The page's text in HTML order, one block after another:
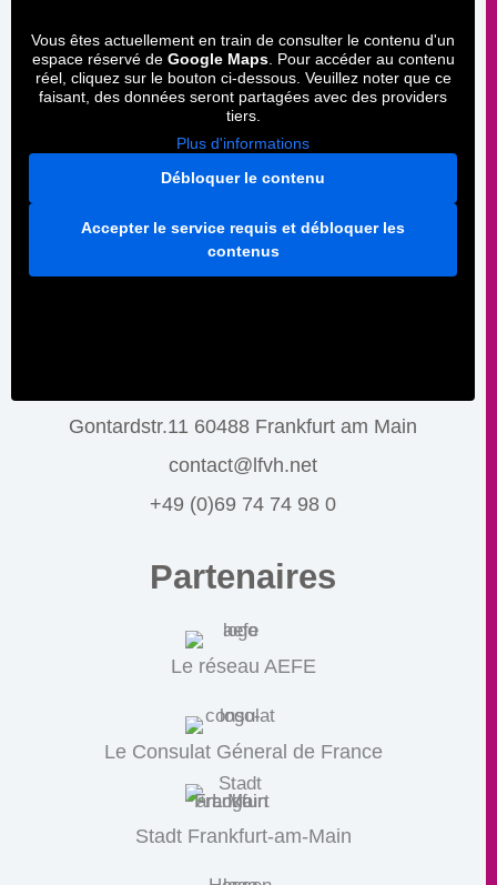
Vous êtes actuellement en train de consulter le contenu d'un
espace réservé de Google Maps. Pour accéder au contenu
réel, cliquez sur le bouton ci-dessous. Veuillez noter que ce
faisant, des données seront partagées avec des providers
tiers.
Plus d'informations
Débloquer le contenu
Accepter le service requis et débloquer les
contenus
Gontardstr.11 60488 Frankfurt am Main
contact@lfvh.net
+49 (0)69 74 74 98 0
Partenaires
Le réseau AEFE
Le Consulat Géneral de France
Stadt Frankfurt-am-Main